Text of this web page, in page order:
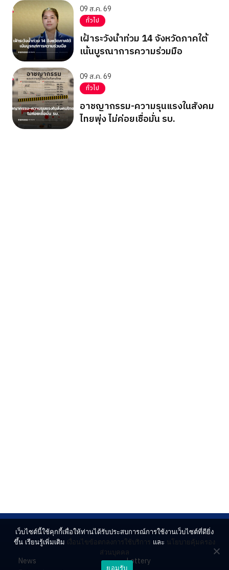
09 ส.ค. 69
ทั่วไป
เฝ้าระวังน้ำท่วม 14 จังหวัดภาคใต้
เน้นบูรณาการความร่วมมือ
09 ส.ค. 69
ทั่วไป
อาชญากรรม-ความรุนแรงในสังคม
ไทยพุ่ง ไม่ค่อยเชื่อมั่น รบ.
News
Lottery
เว็บไซต์นี้ใช้คุกกี้เพื่อให้ท่านได้รับประสบการณ์การใช้งานเว็บไซต์ที่ดียิ่ง
ขึ้น เรียนรู้เพิ่มเติม เงื่อนไขข้อตกลงการใช้บริการ และ นโยบายคุ้มครอง
ส่วนบุคคล
ยอมรับ